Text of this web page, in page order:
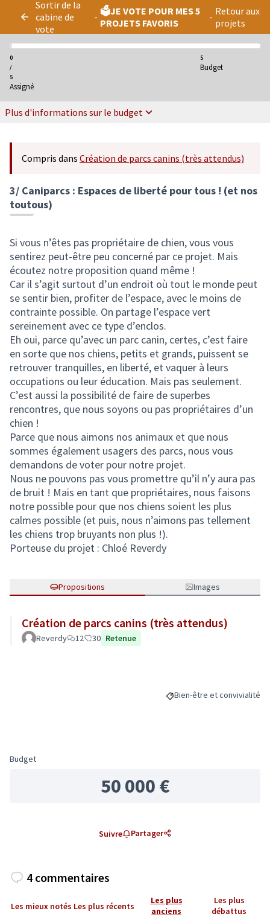
Sortir de la
cabine de
vote
- 🗳️JE VOTE POUR MES 5
PROJETS FAVORIS
- Retour aux
projets
0
/
5
Assigné
5
Budget
Plus d'informations sur le budget
Compris dans Création de parcs canins (très attendus)
3/ Caniparcs : Espaces de liberté pour tous ! (et nos
toutous)
Si vous n’êtes pas propriétaire de chien, vous vous
sentirez peut-être peu concerné par ce projet. Mais
écoutez notre proposition quand même !
Car il s’agit surtout d’un endroit où tout le monde peut
se sentir bien, profiter de l’espace, avec le moins de
contrainte possible. On partage l’espace vert
sereinement avec ce type d’enclos.
Eh oui, parce qu’avec un parc canin, certes, c’est faire
en sorte que nos chiens, petits et grands, puissent se
retrouver tranquilles, en liberté, et vaquer à leurs
occupations ou leur éducation. Mais pas seulement.
C’est aussi la possibilité de faire de superbes
rencontres, que nous soyons ou pas propriétaires d’un
chien !
Parce que nous aimons nos animaux et que nous
sommes également usagers des parcs, nous vous
demandons de voter pour notre projet.
Nous ne pouvons pas vous promettre qu’il n’y aura pas
de bruit ! Mais en tant que propriétaires, nous faisons
notre possible pour que nos chiens soient les plus
calmes possible (et puis, nous n’aimons pas tellement
les chiens trop bruyants non plus !).
Porteuse du projet : Chloé Reverdy
Propositions Images
Création de parcs canins (très attendus)
Reverdy 12 30 Retenue
Filtrer les résultats de la
Bien-être et convivialité
Budget
50 000 €
Suivre Partager
4 commentaires
Les mieux notés Les plus récents
Les plus
anciens
Les plus
débattus
Panneau de gestion des cookies